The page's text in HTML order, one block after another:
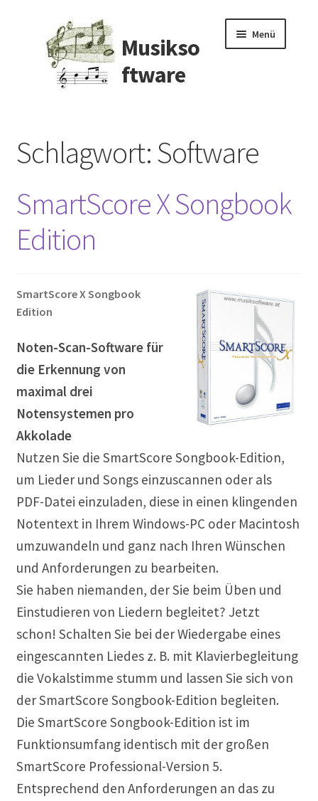
Navigation
springen
Inhalt
springen
Musikso
ftware
Menü
Audio Editor
Musik Download
Notation Notensatz
Noten Scannen
Sequenzer
Sound Samples
Zubehör
Schlagwort:Software
SmartScore X Songbook
Edition
SmartScore X Songbook
Edition
Noten-Scan-Software für
die Erkennung von
maximal drei
Notensystemen pro
Akkolade
Nutzen Sie die SmartScore Songbook-Edition,
um Lieder und Songs einzuscannen oder als
PDF-Datei einzuladen, diese in einen klingenden
Notentext in Ihrem Windows-PC oder Macintosh
umzuwandeln und ganz nach Ihren Wünschen
und Anforderungen zu bearbeiten.
Sie haben niemanden, der Sie beim Üben und
Einstudieren von Liedern begleitet? Jetzt
schon! Schalten Sie bei der Wiedergabe eines
eingescannten Liedes z. B. mit Klavierbegleitung
die Vokalstimme stumm und lassen Sie sich von
der SmartScore Songbook-Edition begleiten.
Die SmartScore Songbook-Edition ist im
Funktionsumfang identisch mit der großen
SmartScore Professional-Version 5.
Entsprechend den Anforderungen an das zu